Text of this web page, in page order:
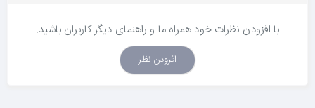
با افزودن نظرات خود همراه ما و راهنمای دیگر کاربران باشید.
افزودن نظر